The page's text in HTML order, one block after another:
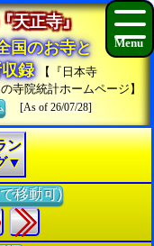
天正寺』
国のお寺と
収録
【『日本寺
寺院統計ホームページ】
[As of 26/07/28]
ン
▼
移動可)